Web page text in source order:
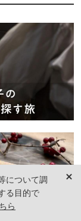
について調
る目的で
ら